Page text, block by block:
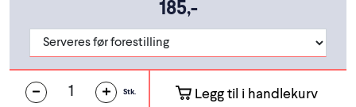
185,-
Stk. Legg til i handlekurv